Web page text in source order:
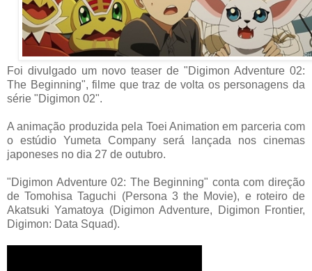
Foi divulgado um novo teaser de "Digimon Adventure 02:
The Beginning", filme que traz de volta os personagens da
série "Digimon 02".
A animação produzida pela Toei Animation em parceria com
o estúdio Yumeta Company será lançada nos cinemas
japoneses no dia 27 de outubro.
"Digimon Adventure 02: The Beginning" conta com direção
de Tomohisa Taguchi (Persona 3 the Movie), e roteiro de
Akatsuki Yamatoya (Digimon Adventure, Digimon Frontier,
Digimon: Data Squad).